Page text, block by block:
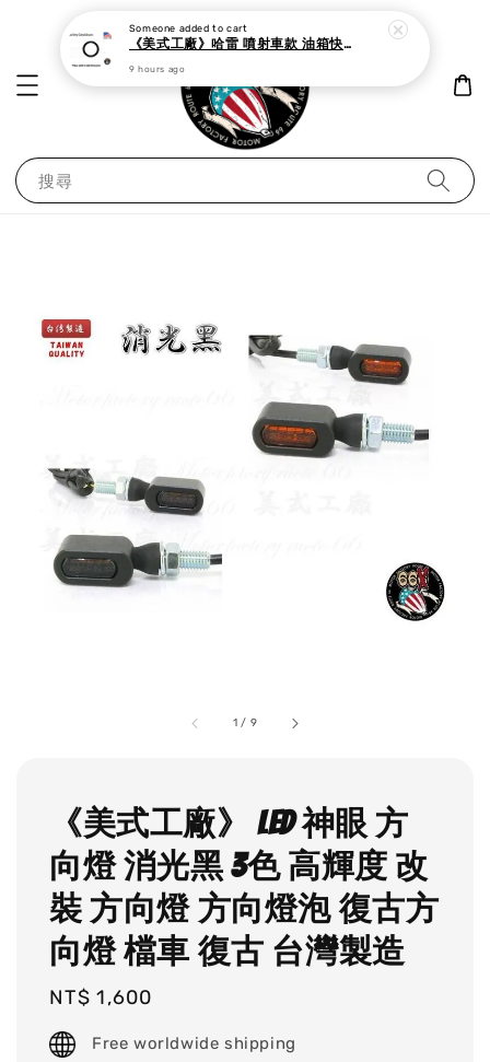
搜尋
1 / 9
《美式工廠》 LED 神眼 方
向燈 消光黑 3色 高輝度 改
裝 方向燈 方向燈泡 復古方
向燈 檔車 復古 台灣製造
Regular
price
NT$ 1,600
Free worldwide shipping
Someone added to cart
《美式工廠》哈雷 噴射車款 油箱快速接頭 母 o型環
9 hours ago